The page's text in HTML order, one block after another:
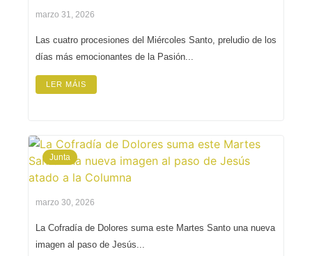
marzo 31, 2026
Las cuatro procesiones del Miércoles Santo, preludio de los
días más emocionantes de la Pasión...
LER MÁIS
Junta
marzo 30, 2026
La Cofradía de Dolores suma este Martes Santo una nueva
imagen al paso de Jesús...